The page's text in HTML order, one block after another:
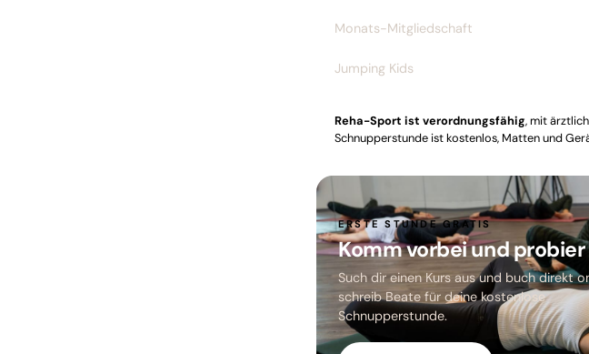
Monats-Mitgliedschaft
Jumping Kids
Reha-Sport ist verordnungsfähig, mit
Schnupperstunde ist kostenlos, Matten und
ERSTE STUNDE GRATIS
Komm vorbei und probier
Such dir einen Kurs aus und buch direkt
schreib Beate für deine kostenlose
Schnupperstunde.